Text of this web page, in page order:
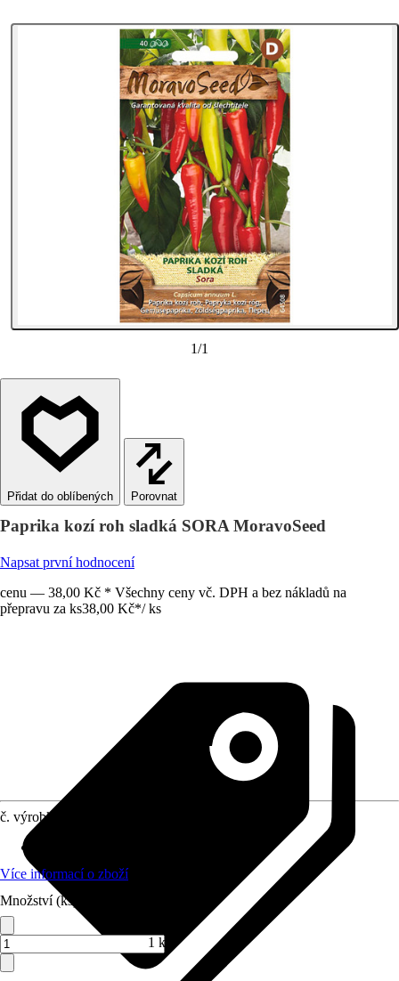
1/1
Porovnat
Paprika kozí roh sladká SORA MoravoSeed
Napsat první hodnocení
cenu — 38,00 Kč * Všechny ceny vč. DPH a bez nákladů na
přepravu za ks38,00 Kč*/ ks
č. výrobku
Více informací o zboží
Množství (ks)
1 ks